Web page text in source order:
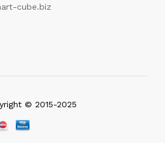
cube.biz
© 2015-2025